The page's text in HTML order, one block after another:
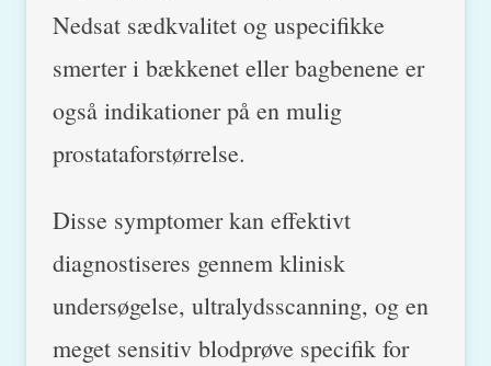
Nedsat sædkvalitet og uspecifikke
smerter i bækkenet eller bagbenene er
også indikationer på en mulig
prostataforstørrelse.
Disse symptomer kan effektivt
diagnostiseres gennem klinisk
undersøgelse, ultralydsscanning, og en
meget sensitiv blodprøve specifik for